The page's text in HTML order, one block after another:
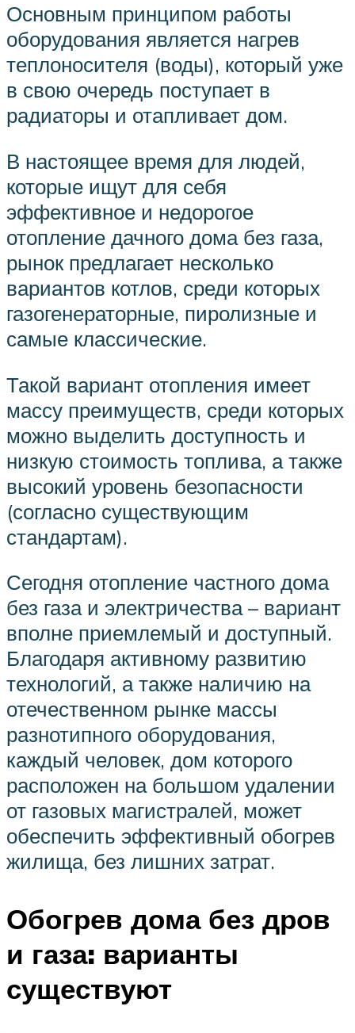
Основным принципом работы
оборудования является нагрев
теплоносителя (воды), который уже
в свою очередь поступает в
радиаторы и отапливает дом.
В настоящее время для людей,
которые ищут для себя
эффективное и недорогое
отопление дачного дома без газа,
рынок предлагает несколько
вариантов котлов, среди которых
газогенераторные, пиролизные и
самые классические.
Такой вариант отопления имеет
массу преимуществ, среди которых
можно выделить доступность и
низкую стоимость топлива, а также
высокий уровень безопасности
(согласно существующим
стандартам).
Сегодня отопление частного дома
без газа и электричества – вариант
вполне приемлемый и доступный.
Благодаря активному развитию
технологий, а также наличию на
отечественном рынке массы
разнотипного оборудования,
каждый человек, дом которого
расположен на большом удалении
от газовых магистралей, может
обеспечить эффективный обогрев
жилища, без лишних затрат.
Обогрев дома без дров
и газа: варианты
существуют